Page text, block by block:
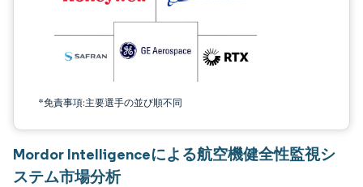
*免責事項:主要選手の並び順不同
Mordor Intelligenceによる航空機健全性監視シ
ステム市場分析